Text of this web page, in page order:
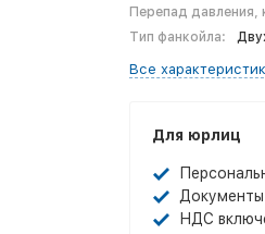
Перепад давления,
Тип фанкойла:
Все
Для юрлиц
Документы
НДС